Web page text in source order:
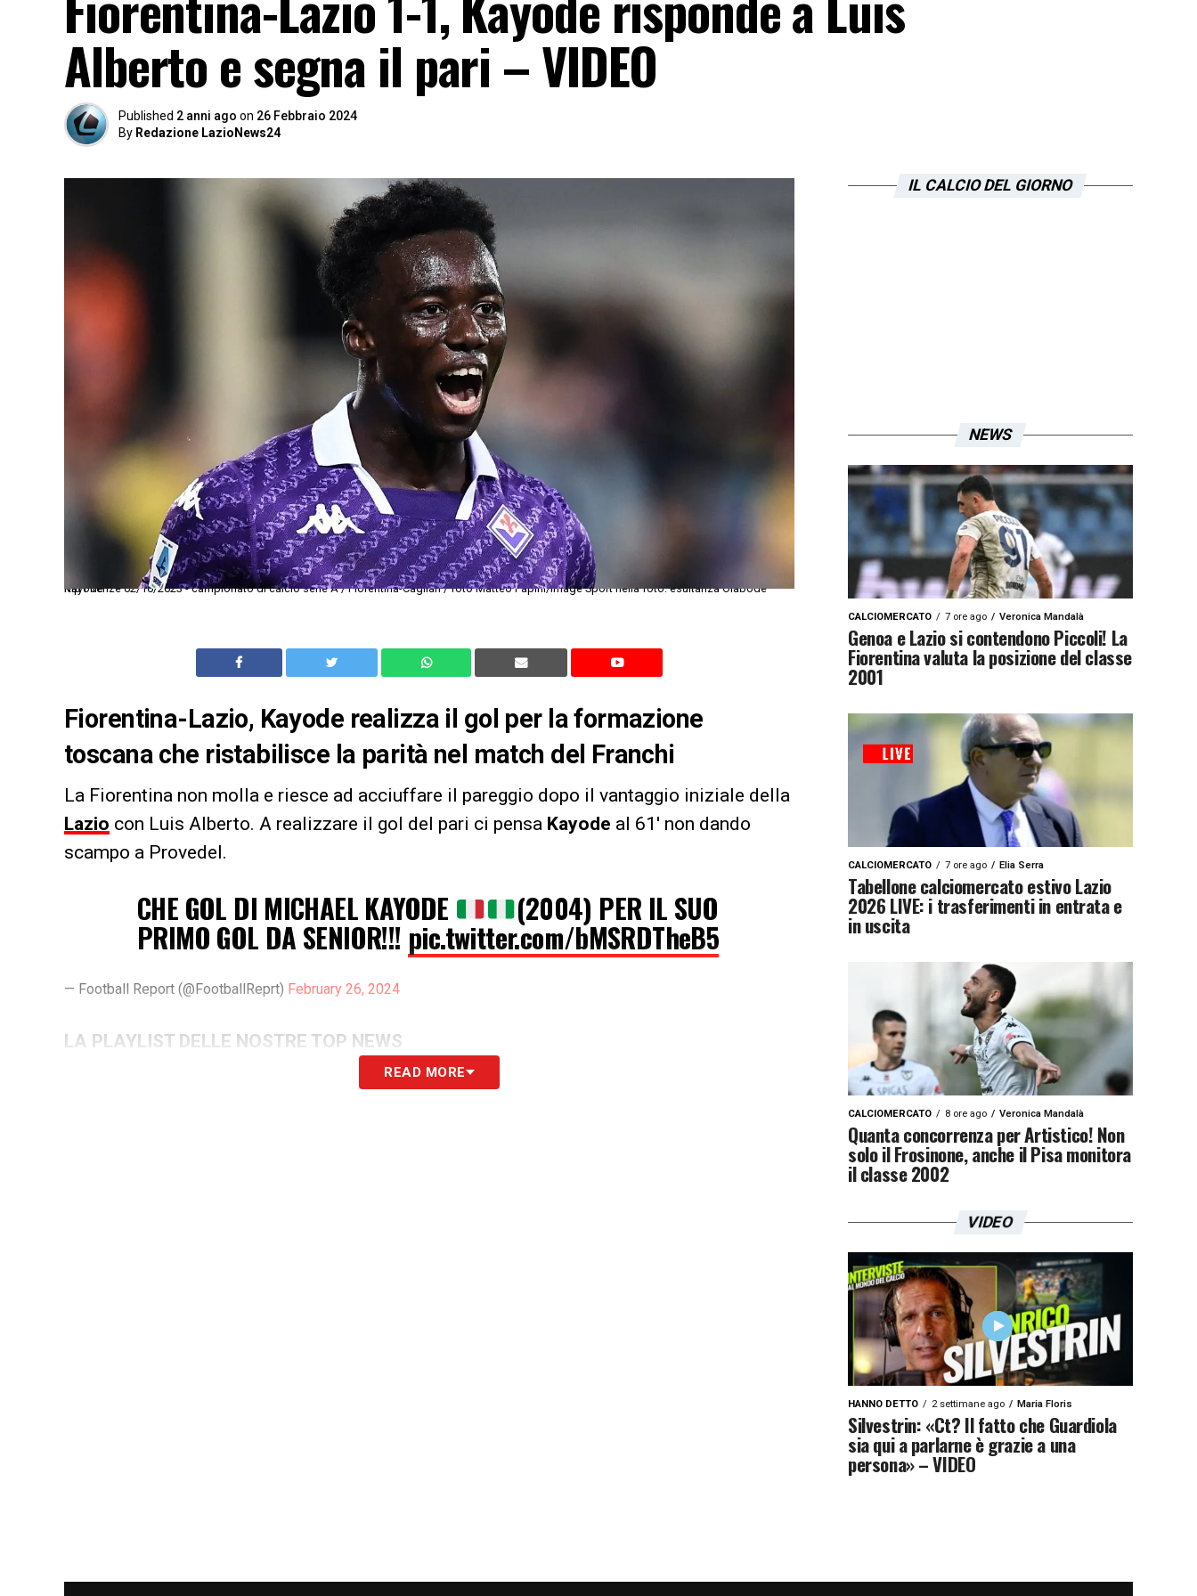
Alberto e segna il pari – VIDEO
Published 2 anni ago on 26 Febbraio 2024
By Redazione LazioNews24
Mp Firenze 02/10/2023 - campionato di calcio serie A / Fiorentina-Cagliari / foto Matteo Papini/Image Sport nella foto: esultanza Olabode Kayode
Fiorentina-Lazio, Kayode realizza il gol per la formazione
toscana che ristabilisce la parità nel match del Franchi
La Fiorentina non molla e riesce ad acciuffare il pareggio dopo il vantaggio iniziale della
Lazio con Luis Alberto. A realizzare il gol del pari ci pensa Kayode al 61′ non dando
scampo a Provedel.
CHE GOL DI MICHAEL KAYODE (2004) PER IL SUO
PRIMO GOL DA SENIOR!!! pic.twitter.com/bMSRDTheB5
— Football Report (@FootballReprt) February 26, 2024
LA PLAYLIST DELLE NOSTRE TOP NEWS
READ MORE
IL CALCIO DEL GIORNO
NEWS
CALCIOMERCATO 7 ore ago Veronica Mandalà
Genoa e Lazio si contendono Piccoli! La
Fiorentina valuta la posizione del classe
2001
CALCIOMERCATO 7 ore ago Elia Serra
Tabellone calciomercato estivo Lazio
2026 LIVE: i trasferimenti in entrata e
in uscita
CALCIOMERCATO 8 ore ago Veronica Mandalà
Quanta concorrenza per Artistico! Non
solo il Frosinone, anche il Pisa monitora
il classe 2002
VIDEO
HANNO DETTO 2 settimane ago Maria Floris
Silvestrin: «Ct? Il fatto che Guardiola
sia qui a parlarne è grazie a una
persona» – VIDEO